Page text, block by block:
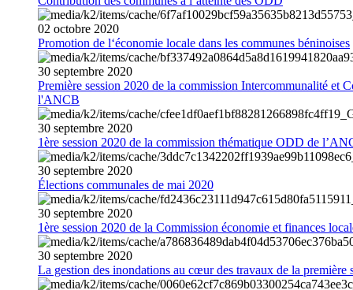
02 octobre 2020
Promotion de l‘économie locale dans les communes béninoises
30 septembre 2020
Première session 2020 de la commission Intercommunalité et
l'ANCB
30 septembre 2020
1ère session 2020 de la commission thématique ODD de
30 septembre 2020
Élections communales de mai 2020
30 septembre 2020
1ère session 2020 de la Commission économie et finances
30 septembre 2020
La gestion des inondations au cœur des travaux de la première